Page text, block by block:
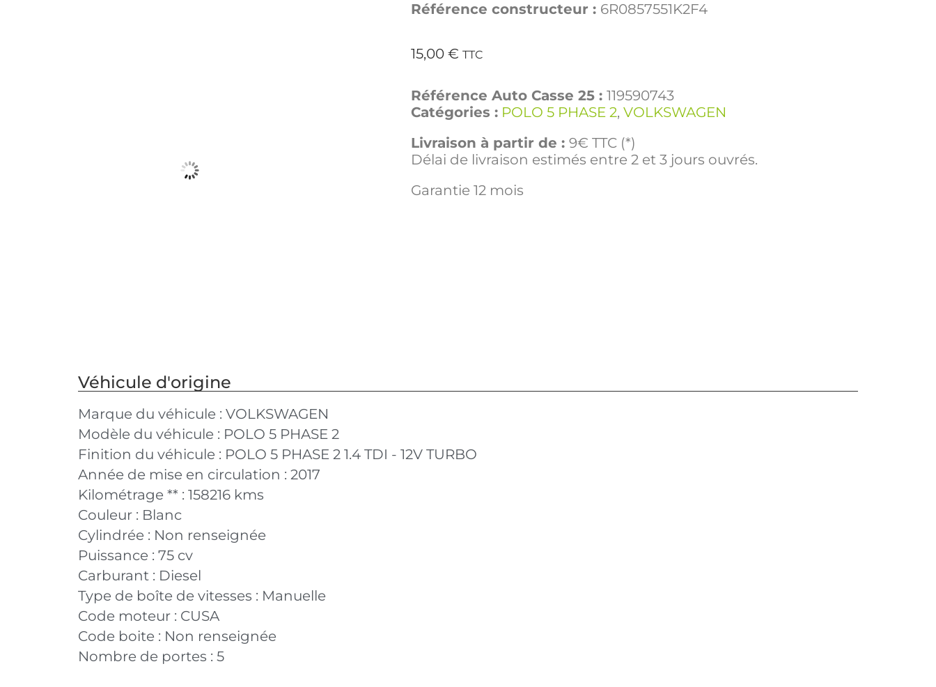
Référence constructeur : 6R0857551K2F4
15,00 € TTC
Référence Auto Casse 25 : 119590743
Catégories : POLO 5 PHASE 2, VOLKSWAGEN
Livraison à partir de : 9€ TTC (*)
Délai de livraison estimés entre 2 et 3 jours ouvrés.
Garantie 12 mois
Véhicule d'origine
Marque du véhicule : VOLKSWAGEN
Modèle du véhicule : POLO 5 PHASE 2
Finition du véhicule : POLO 5 PHASE 2 1.4 TDI - 12V TURBO
Année de mise en circulation : 2017
Kilométrage ** : 158216 kms
Couleur : Blanc
Cylindrée : Non renseignée
Puissance : 75 cv
Carburant : Diesel
Type de boîte de vitesses : Manuelle
Code moteur : CUSA
Code boite : Non renseignée
Nombre de portes : 5